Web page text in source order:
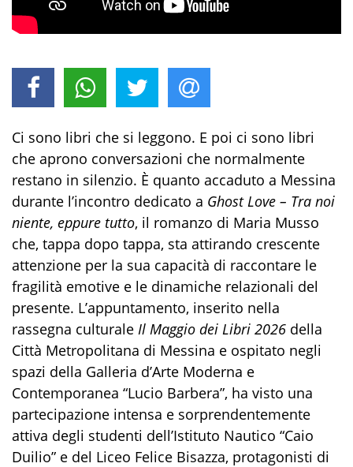
Ci sono libri che si leggono. E poi ci sono libri
che aprono conversazioni che normalmente
restano in silenzio. È quanto accaduto a Messina
durante l’incontro dedicato a Ghost Love – Tra noi
niente, eppure tutto, il romanzo di Maria Musso
che, tappa dopo tappa, sta attirando crescente
attenzione per la sua capacità di raccontare le
fragilità emotive e le dinamiche relazionali del
presente. L’appuntamento, inserito nella
rassegna culturale Il Maggio dei Libri 2026 della
Città Metropolitana di Messina e ospitato negli
spazi della Galleria d’Arte Moderna e
Contemporanea “Lucio Barbera”, ha visto una
partecipazione intensa e sorprendentemente
attiva degli studenti dell’Istituto Nautico “Caio
Duilio” e del Liceo Felice Bisazza, protagonisti di